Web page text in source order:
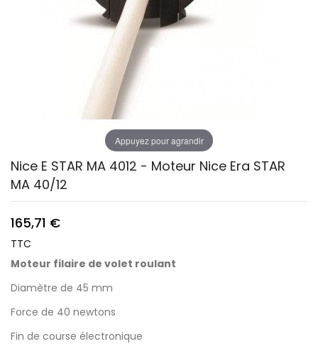
Appuyez pour agrandir
Nice E STAR MA 4012 - Moteur Nice Era STAR
MA 40/12
165,71 €
TTC
Moteur filaire de volet roulant
Diamètre de 45 mm
Force de 40 newtons
Fin de course électronique